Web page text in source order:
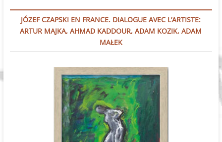
JÓZEF CZAPSKI EN FRANCE. DIALOGUE AVEC L’ARTISTE:
ARTUR MAJKA, AHMAD KADDOUR, ADAM KOZIK, ADAM
MAŁEK